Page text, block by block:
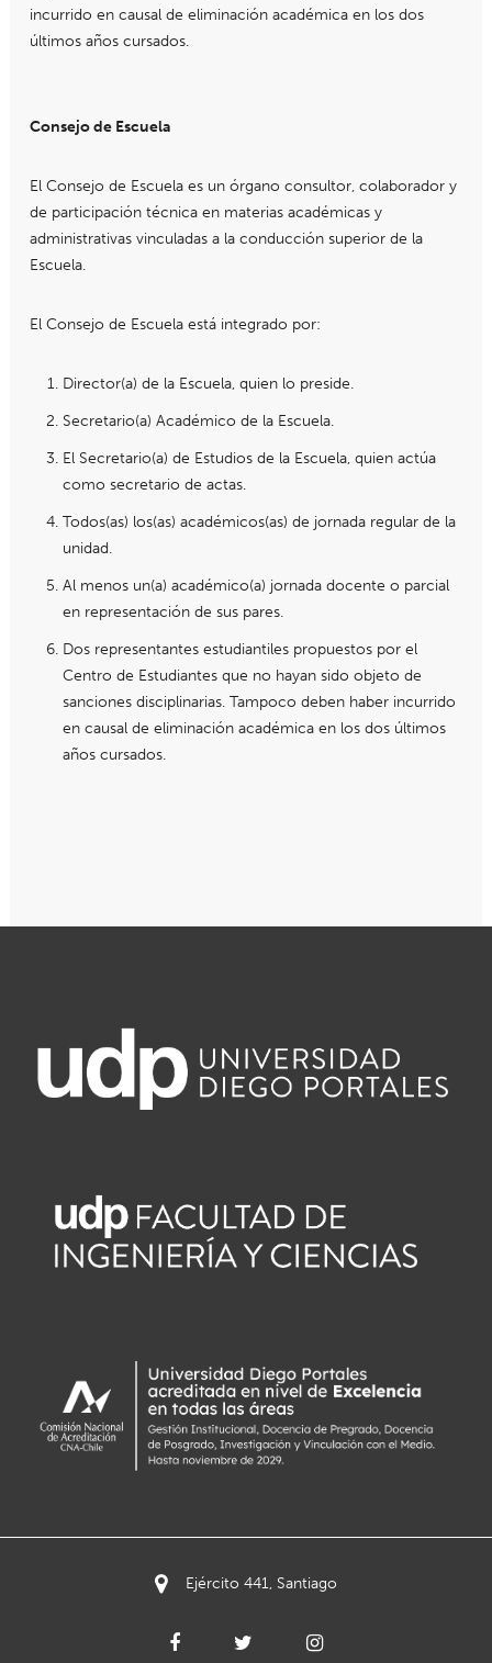
incurrido en causal de eliminación académica en los dos
últimos años cursados.
Consejo de Escuela
El Consejo de Escuela es un órgano consultor, colaborador y
de participación técnica en materias académicas y
administrativas vinculadas a la conducción superior de la
Escuela.
El Consejo de Escuela está integrado por:
Director(a) de la Escuela, quien lo preside.
Secretario(a) Académico de la Escuela.
El Secretario(a) de Estudios de la Escuela, quien actúa
como secretario de actas.
Todos(as) los(as) académicos(as) de jornada regular de la
unidad.
Al menos un(a) académico(a) jornada docente o parcial
en representación de sus pares.
Dos representantes estudiantiles propuestos por el
Centro de Estudiantes que no hayan sido objeto de
sanciones disciplinarias. Tampoco deben haber incurrido
en causal de eliminación académica en los dos últimos
años cursados.
Ejército 441, Santiago